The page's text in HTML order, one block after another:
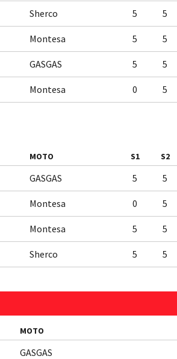
Sherco 5 5
Montesa 5 5
GASGAS 5 5
Montesa 0 5
MOTO S1 S2
GASGAS 5 5
Montesa 0 5
Montesa 5 5
Sherco 5 5
MOTO
GASGAS